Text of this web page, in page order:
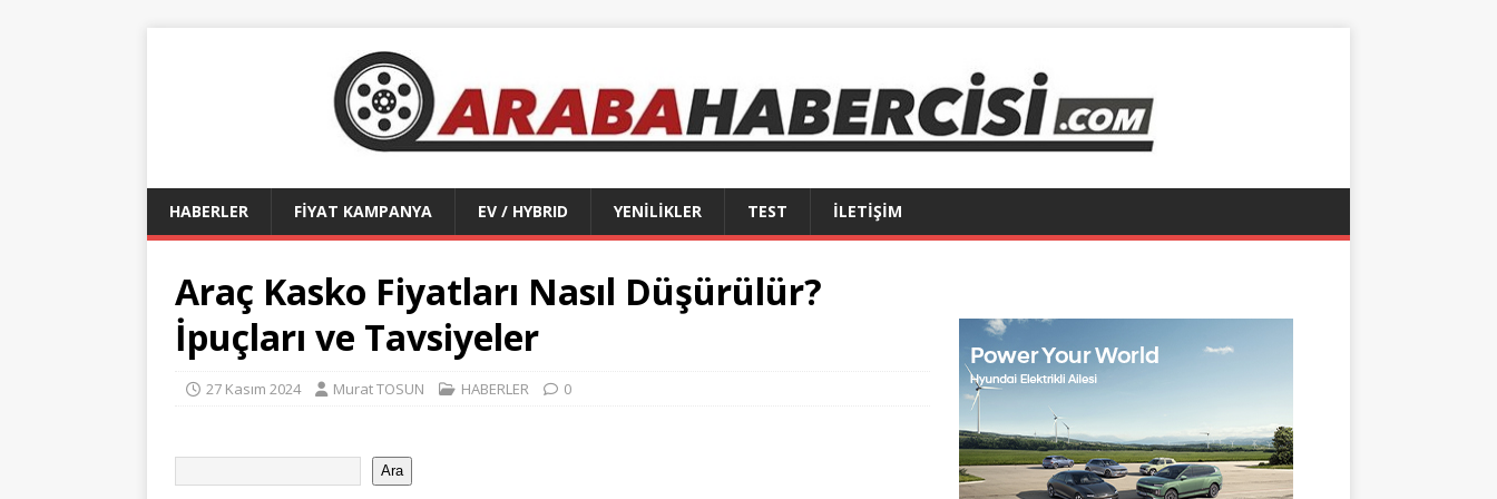
HABERLER FİYAT KAMPANYA EV / HYBRID YENİLİKLER TEST İLETİŞİM
Araç Kasko Fiyatları Nasıl Düşürülür?
İpuçları ve Tavsiyeler
27 Kasım 2024 Murat TOSUN HABERLER 0
Ara